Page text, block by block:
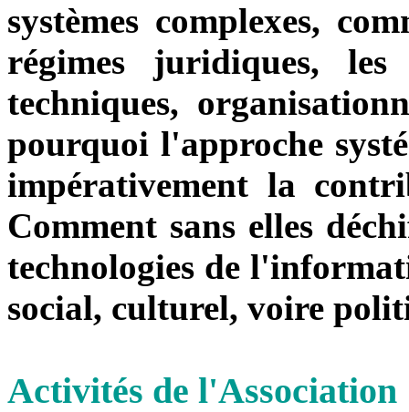
systèmes complexes,
régimes juridiques,
techniques,
pourquoi l'approche
impérativement la
Comment sans elles
technologies de
social, culturel, voire
Activités de l'Association